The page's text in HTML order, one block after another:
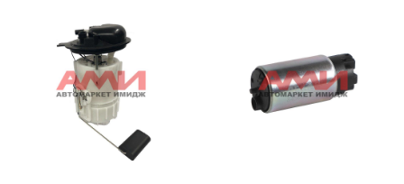
БЫСТРЫЙ ПРОСМОТР БЫСТРЫЙ ПРОСМОТР